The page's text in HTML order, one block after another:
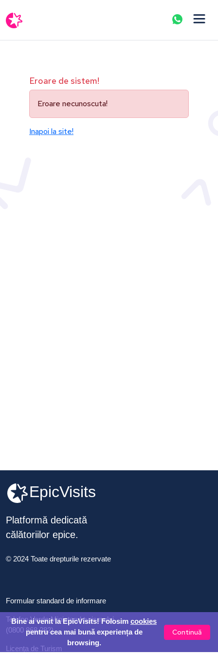
Eroare de sistem!
Eroare necunoscuta!
Inapoi la site!
EpicVisits
Platformă dedicată
călătoriilor epice.
© 2024 Toate drepturile rezervate
Formular standard de informare
Telefon Verde Ministerul turismului
(0800 868 282)
Licența de Turism
Bine ai venit la EpicVisits! Folosim cookies
pentru cea mai bună experiența de
browsing.
Continuă